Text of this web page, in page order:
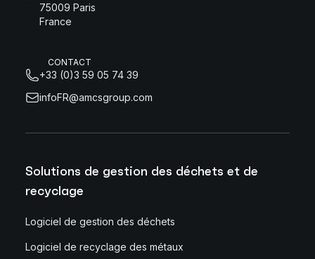
75009 Paris
France
CONTACT
+33 (0)3 59 05 74 39
infoFR@amcsgroup.com
Solutions de gestion des déchets et de
recyclage
Logiciel de gestion des déchets
Logiciel de recyclage des métaux